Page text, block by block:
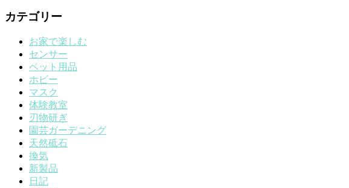
カテゴリー
お家で楽しむ
センサー
ペット用品
ホビー
マスク
体験教室
刃物研ぎ
園芸ガーデニング
天然砥石
換気
新製品
日記